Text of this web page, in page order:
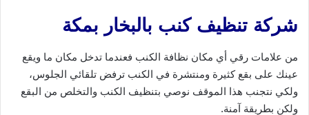
شركة تنظيف كنب بالبخار بمكة
من علامات رقي أي مكان نظافة الكنب فعندما تدخل مكان ما ويقع
عينك على بقع كثيرة ومنتشرة في الكنب ترفض تلقائي الجلوس،
ولكي نتجنب هذا الموقف نوصي بتنظيف الكنب والتخلص من البقع
ولكن بطريقة آمنة.